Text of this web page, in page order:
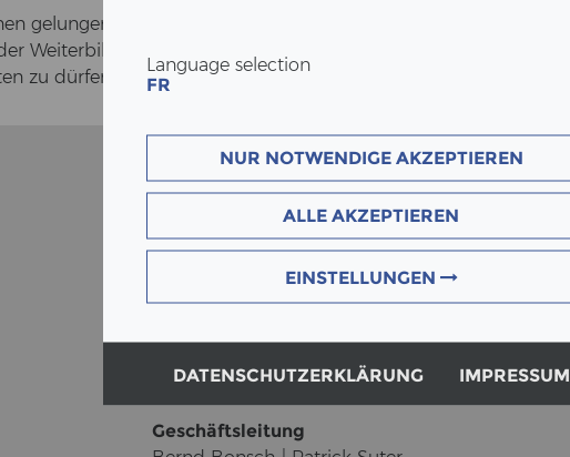
Language selection
FR
NUR NOTWENDIGE AKZEPTIEREN
ALLE AKZEPTIEREN
EINSTELLUNGEN
DATENSCHUTZERKLÄRUNG IMPRESSUM
ge­lun­ge­nen Start in die nächs­te
Wei­ter­bil­dung. Wir freu­en uns, ei­ni­ge
zu dür­fen.
KON­TAKT DEUTSCH­LAND
Am Hans-​Teich 14
info(at)erne.net
Ge­schäfts­lei­tung